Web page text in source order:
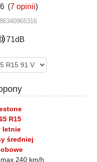
(7 opinii)
71dB
R15
letnie
średniej
240 km/h